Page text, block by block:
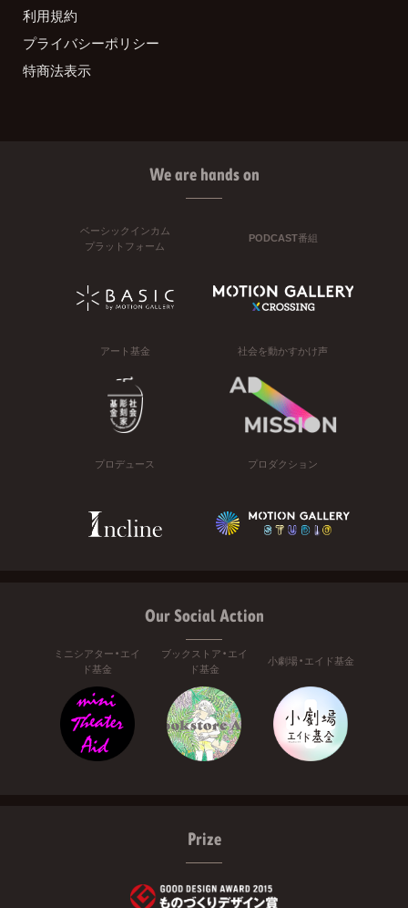
利用規約
プライバシーポリシー
特商法表示
We are hands on
ベーシックインカム
プラットフォーム
PODCAST番組
アート基金 社会を動かすかけ声
プロデュース プロダクション
Our Social Action
ミニシアター・エイ
ド基金
ブックストア・エイ
ド基金
小劇場・エイド基金
Prize